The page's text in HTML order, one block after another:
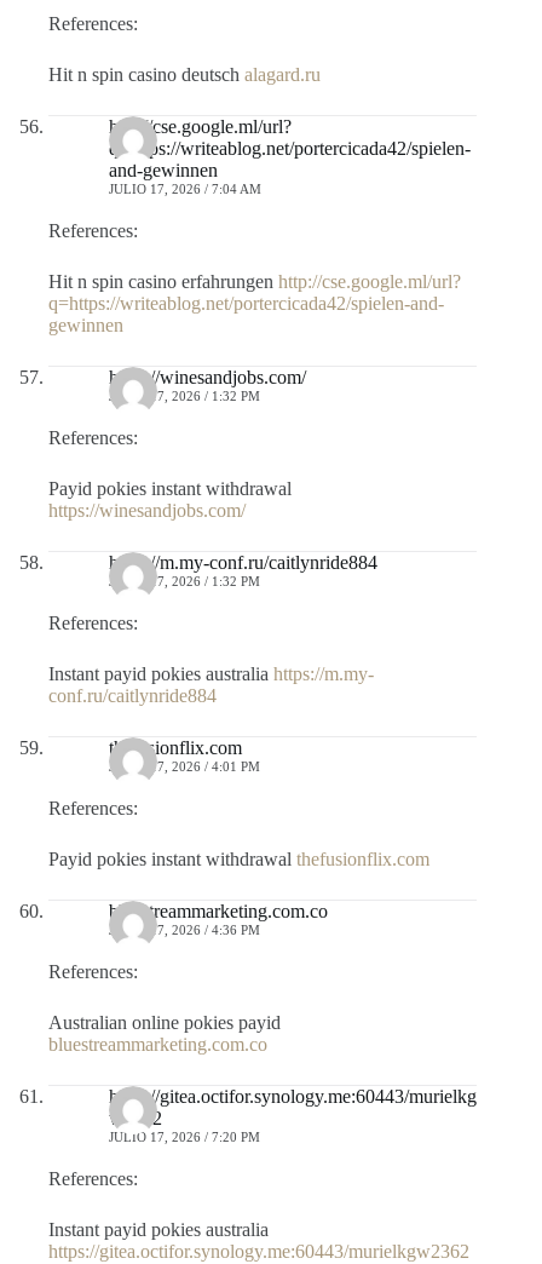
References:
Hit n spin casino deutsch alagard.ru
http://cse.google.ml/url?
q=https://writeablog.net/portercicada42/spielen-
and-gewinnen
JULIO 17, 2026 / 7:04 AM
References:
Hit n spin casino erfahrungen http://cse.google.ml/url?
q=https://writeablog.net/portercicada42/spielen-and-
gewinnen
https://winesandjobs.com/
JULIO 17, 2026 / 1:32 PM
References:
Payid pokies instant withdrawal
https://winesandjobs.com/
https://m.my-conf.ru/caitlynride884
JULIO 17, 2026 / 1:32 PM
References:
Instant payid pokies australia https://m.my-
conf.ru/caitlynride884
thefusionflix.com
JULIO 17, 2026 / 4:01 PM
References:
Payid pokies instant withdrawal thefusionflix.com
bluestreammarketing.com.co
JULIO 17, 2026 / 4:36 PM
References:
Australian online pokies payid
bluestreammarketing.com.co
https://gitea.octifor.synology.me:60443/murielkg
w2362
JULIO 17, 2026 / 7:20 PM
References:
Instant payid pokies australia
https://gitea.octifor.synology.me:60443/murielkgw2362